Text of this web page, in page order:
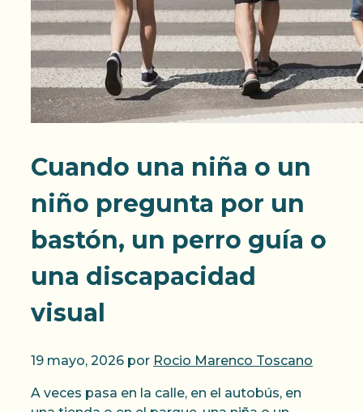
Cuando una niña o un
niño pregunta por un
bastón, un perro guía o
una discapacidad
visual
19 mayo, 2026 por Rocio Marenco Toscano
A veces pasa en la calle, en el autobús, en